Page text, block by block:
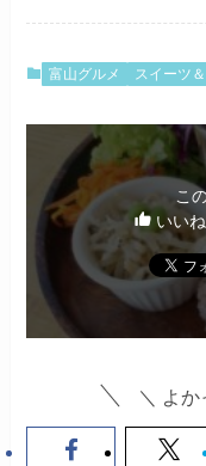
富山グルメ スイーツ
こ
いい
＼ よ